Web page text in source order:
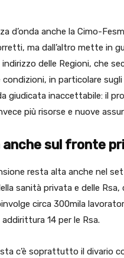
d’onda anche la Cimo-
ma dall’altro mette in
delle Regioni, che
in particolare
giudicata inaccettabile: il
più risorse e nuove
anche sul fronte
resta alta anche nel
sanità privata e delle
circa 300mila
14 per le Rsa.
c’è soprattutto il divario